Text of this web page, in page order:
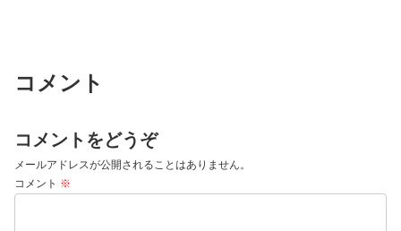
コメント
コメントをどうぞ
メールアドレスが公開されることはありません。
コメント ※